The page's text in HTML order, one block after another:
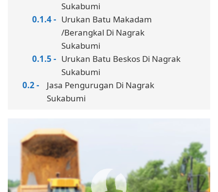
Sukabumi
Urukan Batu Makadam
/Berangkal Di Nagrak
Sukabumi
Urukan Batu Beskos Di Nagrak
Sukabumi
Jasa Pengurugan Di Nagrak
Sukabumi